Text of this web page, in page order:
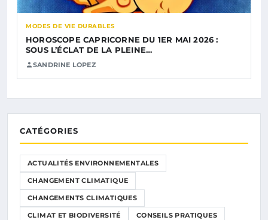
MODES DE VIE DURABLES
HOROSCOPE CAPRICORNE DU 1ER MAI 2026 :
SOUS L’ÉCLAT DE LA PLEINE…
SANDRINE LOPEZ
CATÉGORIES
ACTUALITÉS ENVIRONNEMENTALES
CHANGEMENT CLIMATIQUE
CHANGEMENTS CLIMATIQUES
CLIMAT ET BIODIVERSITÉ CONSEILS PRATIQUES